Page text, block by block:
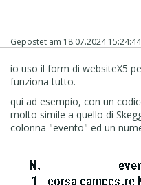
Gepostet am 18.07.2024 15:24:44
io uso il form di websiteX5
funziona tutto.
qui ad esempio, con un
molto simile a quello di
colonna "evento" ed un